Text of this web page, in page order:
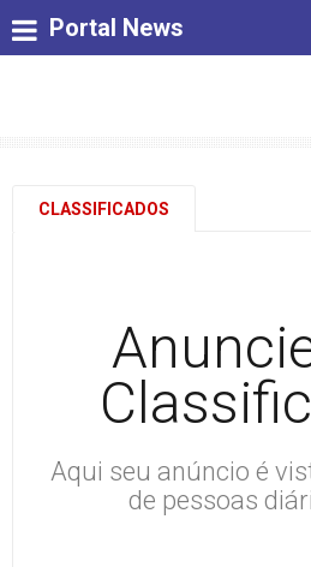
Portal News
CLASSIFICADOS
Aqui seu anúncio é
de pessoas